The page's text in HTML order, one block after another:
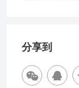
分享到